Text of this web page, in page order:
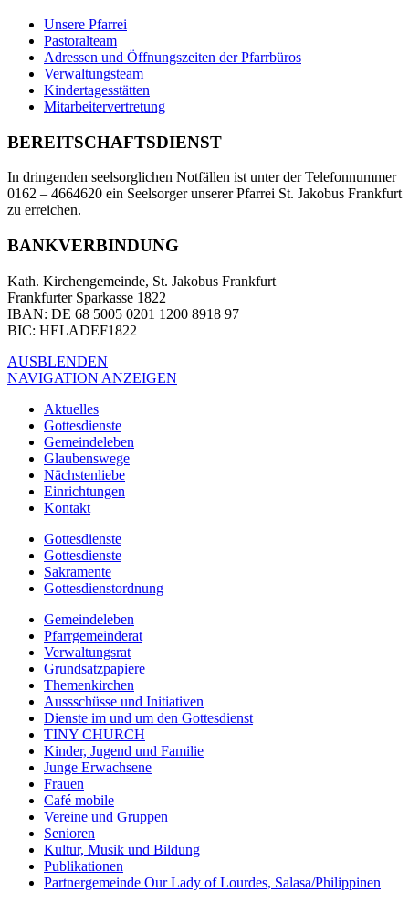
Unsere Pfarrei
Pastoralteam
Adressen und Öffnungszeiten der Pfarrbüros
Verwaltungsteam
Kindertagesstätten
Mitarbeitervertretung
BEREITSCHAFTSDIENST
In dringenden seelsorglichen Notfällen ist unter der Telefonnummer
0162 – 4664620 ein Seelsorger unserer Pfarrei St. Jakobus Frankfurt
zu erreichen.
BANKVERBINDUNG
Kath. Kirchengemeinde, St. Jakobus Frankfurt
Frankfurter Sparkasse 1822
IBAN: DE 68 5005 0201 1200 8918 97
BIC: HELADEF1822
AUSBLENDEN
NAVIGATION ANZEIGEN
Aktuelles
Gottesdienste
Gemeindeleben
Glaubenswege
Nächstenliebe
Einrichtungen
Kontakt
Gottesdienste
Gottesdienste
Sakramente
Gottesdienstordnung
Gemeindeleben
Pfarrgemeinderat
Verwaltungsrat
Grundsatzpapiere
Themenkirchen
Aussschüsse und Initiativen
Dienste im und um den Gottesdienst
TINY CHURCH
Kinder, Jugend und Familie
Junge Erwachsene
Frauen
Café mobile
Vereine und Gruppen
Senioren
Kultur, Musik und Bildung
Publikationen
Partnergemeinde Our Lady of Lourdes, Salasa/Philippinen